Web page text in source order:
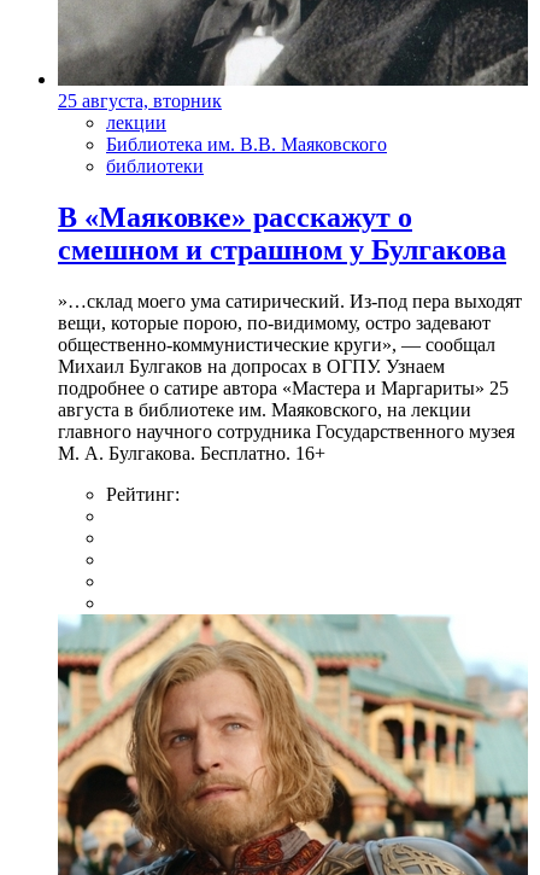
25 августа, вторник
лекции
Библиотека им. В.В. Маяковского
библиотеки
В «Маяковке» расскажут о
смешном и страшном у Булгакова
»…склад моего ума сатирический. Из-под пера выходят
вещи, которые порою, по-видимому, остро задевают
общественно-коммунистические круги», — сообщал
Михаил Булгаков на допросах в ОГПУ. Узнаем
подробнее о сатире автора «Мастера и Маргариты» 25
августа в библиотеке им. Маяковского, на лекции
главного научного сотрудника Государственного музея
М. А. Булгакова. Бесплатно. 16+
Рейтинг: